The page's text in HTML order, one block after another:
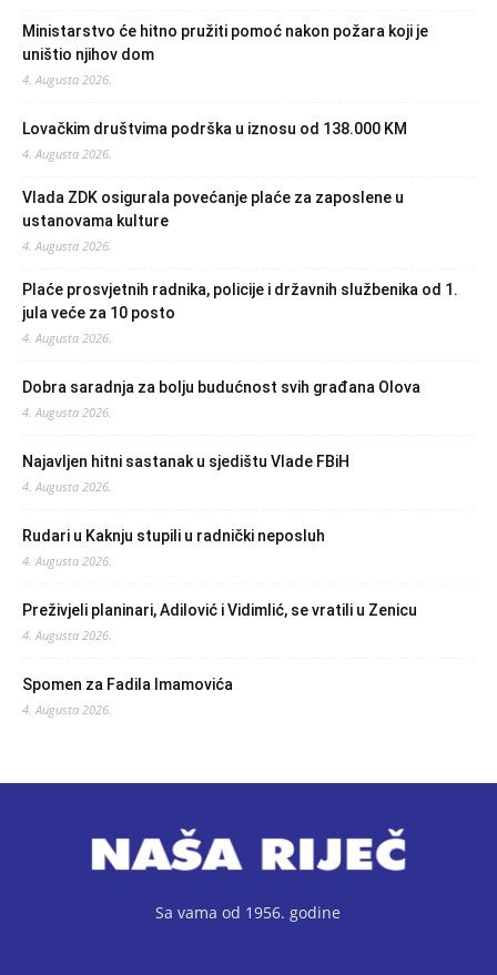
Ministarstvo će hitno pružiti pomoć nakon požara koji je
uništio njihov dom
4. Augusta 2026.
Lovačkim društvima podrška u iznosu od 138.000 KM
4. Augusta 2026.
Vlada ZDK osigurala povećanje plaće za zaposlene u
ustanovama kulture
4. Augusta 2026.
Plaće prosvjetnih radnika, policije i državnih službenika od 1.
jula veće za 10 posto
4. Augusta 2026.
Dobra saradnja za bolju budućnost svih građana Olova
4. Augusta 2026.
Najavljen hitni sastanak u sjedištu Vlade FBiH
4. Augusta 2026.
Rudari u Kaknju stupili u radnički neposluh
4. Augusta 2026.
Preživjeli planinari, Adilović i Vidimlić, se vratili u Zenicu
4. Augusta 2026.
Spomen za Fadila Imamovića
4. Augusta 2026.
Sa vama od 1956. godine